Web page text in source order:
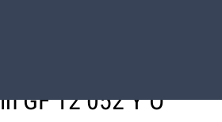
GF 12 052 Y О